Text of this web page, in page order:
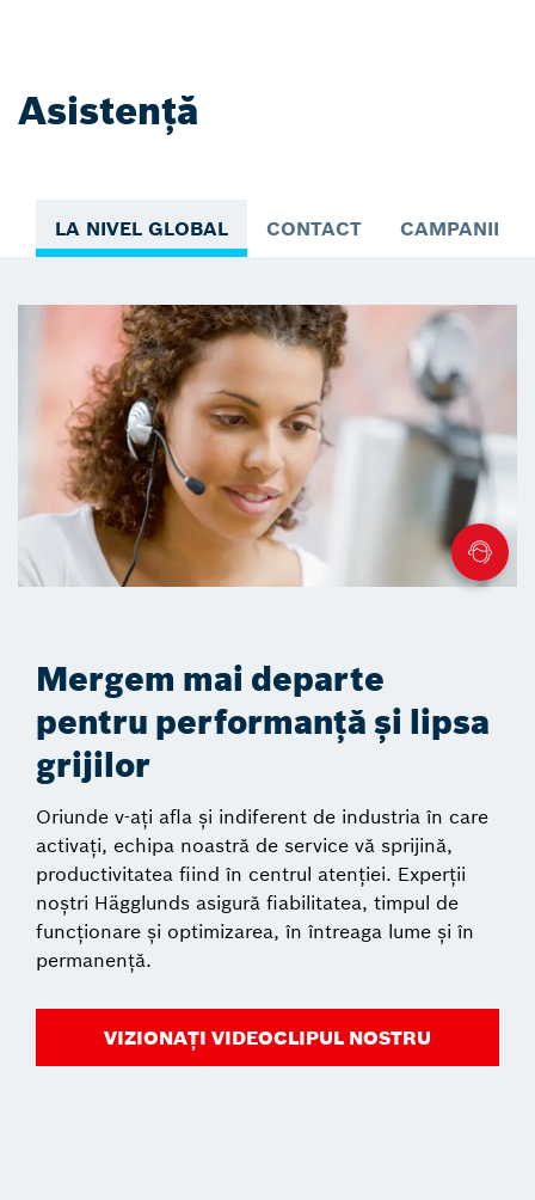
Asistență
LA NIVEL GLOBAL CONTACT CAMPANII
Mergem mai departe
pentru performanță și lipsa
grijilor
Oriunde v-ați afla și indiferent de industria în care
activați, echipa noastră de service vă sprijină,
productivitatea fiind în centrul atenției. Experții
noștri Hägglunds asigură fiabilitatea, timpul de
funcționare și optimizarea, în întreaga lume și în
permanență.
VIZIONAȚI VIDEOCLIPUL NOSTRU